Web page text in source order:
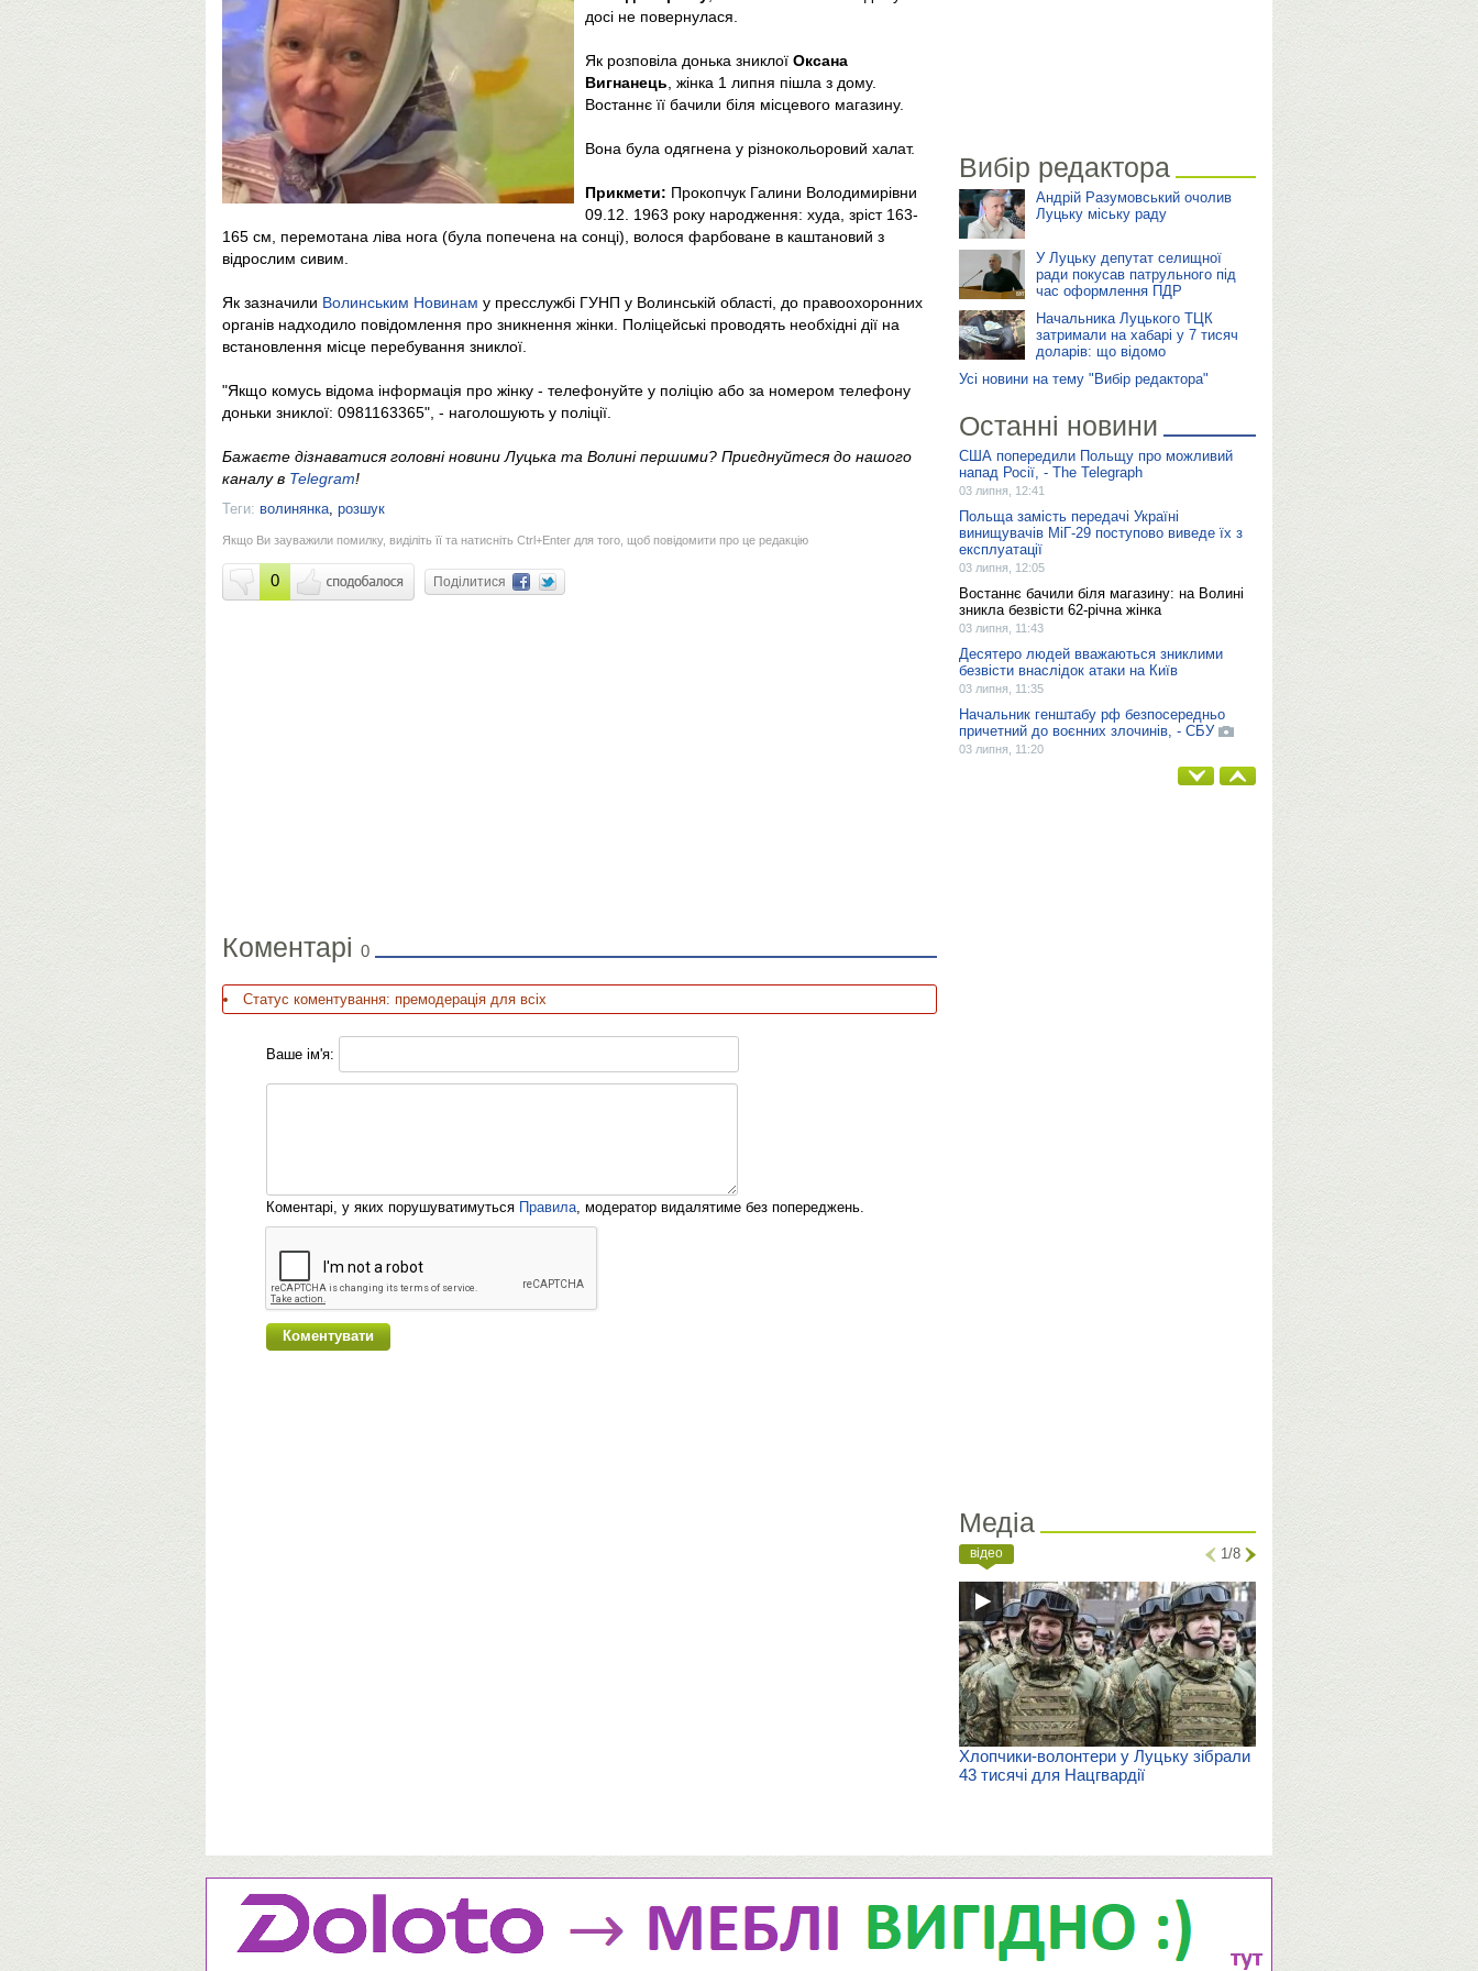
досі не повернулася.
Як розповіла донька зниклої Оксана
Вигнанець , жінка 1 липня пішла з дому.
Востаннє її бачили біля місцевого магазину.
Вона була одягнена у різнокольоровий халат.
Прикмети: Прокопчук Галини Володимирівни
09.12. 1963 року народження: худа, зріст 163-
165 см, перемотана ліва нога (була попечена на сонці), волося фарбоване в каштановий з
відрослим сивим.
Як зазначили Волинським Новинам у пресслужбі ГУНП у Волинській області, до правоохоронних
органів надходило повідомлення про зникнення жінки. Поліцейські проводять необхідні дії на
встановлення місце перебування зниклої.
"Якщо комусь відома інформація про жінку - телефонуйте у поліцію або за номером телефону
доньки зниклої: 0981163365", - наголошують у поліції.
Бажаєте дізнаватися головні новини Луцька та Волині першими? Приєднуйтеся до нашого
каналу в Telegram!
Теги: волинянка, розшук
Якщо Ви зауважили помилку, виділіть її та натисніть Ctrl+Enter для того, щоб повідомити про це редакцію
0 Поділитися
Коментарі 0
Статус коментування: премодерація для всіх
Ваше ім'я:
Коментарі, у яких порушуватимуться Правила, модератор видалятиме без попереджень.
Вибір редактора
Андрій Разумовський очолив
Луцьку міську раду
У Луцьку депутат селищної
ради покусав патрульного під
час оформлення ПДР
Начальника Луцького ТЦК
затримали на хабарі у 7 тисяч
доларів: що відомо
Усі новини на тему "Вибір редактора"
Останні новини
США попередили Польщу про можливий
напад Росії, - The Telegraph
03 липня, 12:41
Польща замість передачі Україні
винищувачів МіГ-29 поступово виведе їх з
експлуатації
03 липня, 12:05
Востаннє бачили біля магазину: на Волині
зникла безвісти 62-річна жінка
03 липня, 11:43
Десятеро людей вважаються зниклими
безвісти внаслідок атаки на Київ
03 липня, 11:35
Начальник генштабу рф безпосередньо
причетний до воєнних злочинів, - СБУ
03 липня, 11:20
Медіа
відео 1/8
Хлопчики-волонтери у Луцьку зібрали
43 тисячі для Нацгвардії